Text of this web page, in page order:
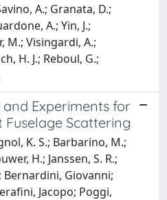
A.; Granata, D.;
A.; Yin, J.;
M.; Visingardi, A.;
H. J.; Reboul, G.;
Experiments for
Scattering
K. S.; Barbarino, M.;
H.; Janssen, S. R.;
Bernardini, Giovanni;
Jacopo; Poggi,